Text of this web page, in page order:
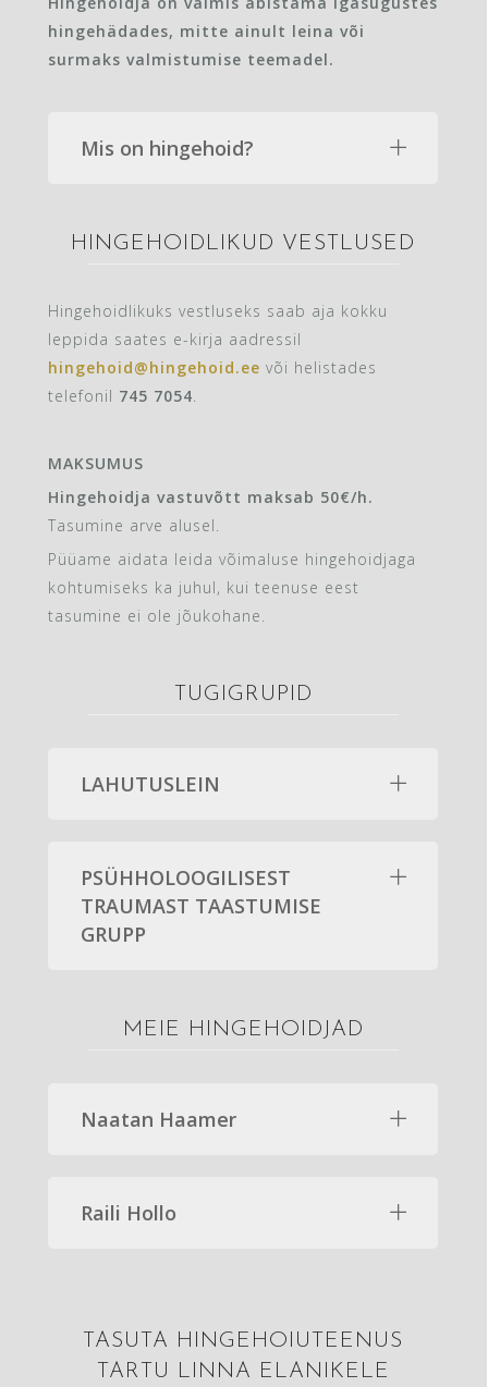
hingehädades, mitte ainult leina või
surmaks valmistumise teemadel.
Mis on hingehoid?
HINGEHOIDLIKUD VESTLUSED
Hingehoidlikuks vestluseks saab aja kokku
leppida saates e-kirja aadressil
hingehoid@hingehoid.ee või helistades
telefonil 745 7054‬
MAKSUMUS
Hingehoidja vastuvõtt maksab 50€/h.
Tasumine arve alusel.
Püüame aidata leida võimaluse hingehoidjaga
kohtumiseks ka juhul, kui teenuse eest
tasumine ei ole jõukohane.
TUGIGRUPID
LAHUTUSLEIN
PSÜHHOLOOGILISEST
TRAUMAST TAASTUMISE
GRUPP
MEIE HINGEHOIDJAD
Naatan Haamer
Raili Hollo
TASUTA HINGEHOIUTEENUS
TARTU LINNA ELANIKELE